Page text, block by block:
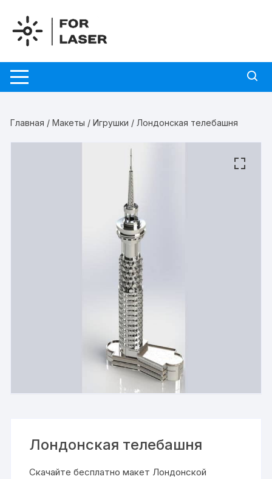
содержимому
Главная /Макеты /Игрушки / Лондонская телебашня
Лондонская телебашня
Скачайте бесплатно макет Лондонской